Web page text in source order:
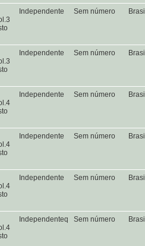
Independente Sem número Brasil
Independente Sem número Brasil
Independente Sem número Brasil
Independente Sem número Brasil
Independente Sem número Brasil
Independenteq Sem número Brasil